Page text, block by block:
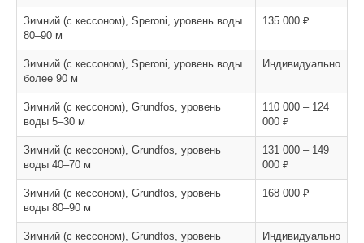
Зимний (с кессоном), Speroni, уровень воды
80–90 м
135 000 ₽
Зимний (с кессоном), Speroni, уровень воды
более 90 м
Индивидуально
Зимний (с кессоном), Grundfos, уровень
воды 5–30 м
110 000 – 124
000 ₽
Зимний (с кессоном), Grundfos, уровень
воды 40–70 м
131 000 – 149
000 ₽
Зимний (с кессоном), Grundfos, уровень
воды 80–90 м
168 000 ₽
Зимний (с кессоном), Grundfos, уровень
Индивидуально